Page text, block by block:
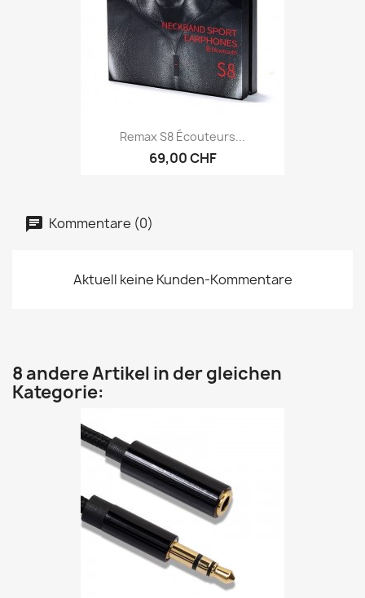
Remax S8 Écouteurs...
69,00 CHF
Kommentare (0)
Aktuell keine Kunden-Kommentare
8 andere Artikel in der gleichen
Kategorie: